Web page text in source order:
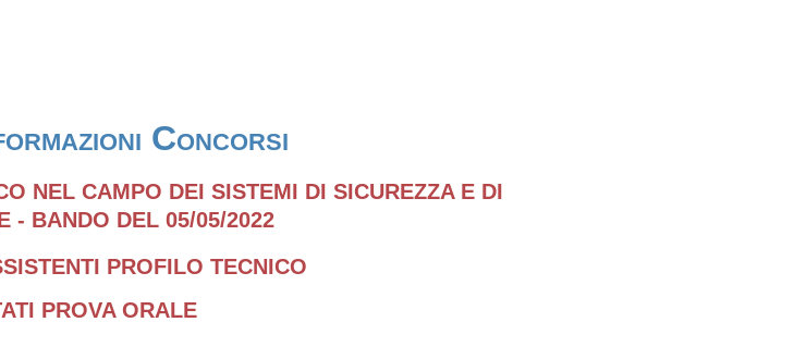
Concorsi
NEL CAMPO DEI SISTEMI DI SICUREZZA E DI
- BANDO DEL 05/05/2022
PROFILO TECNICO
PROVA ORALE